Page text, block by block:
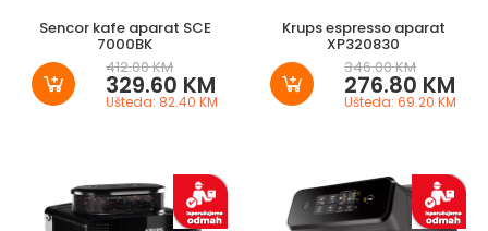
Sencor kafe aparat SCE
7000BK
412.00 KM
329.60 KM
Ušteda: 82.40 KM
Krups espresso aparat
XP320830
346.00 KM
276.80 KM
Ušteda: 69.20 KM